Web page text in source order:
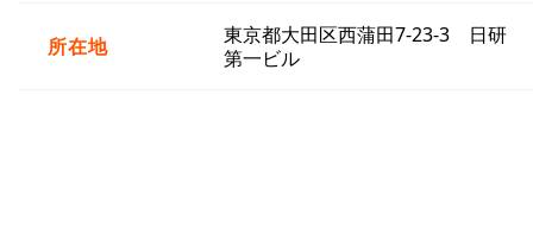
所在地
東京都大田区西蒲田7-23-3 日研
第一ビル